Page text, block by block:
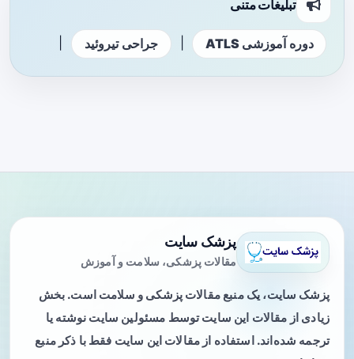
تبلیغات متنی
دوره آموزشی ATLS جراحی تیروئید
پزشک سایت
مقالات پزشکی، سلامت و آموزش
پزشک سایت، یک منبع مقالات پزشکی و سلامت است. بخش
زیادی از مقالات این سایت توسط مسئولین سایت نوشته یا
ترجمه شده‌اند. استفاده از مقالات این سایت فقط با ذکر منبع